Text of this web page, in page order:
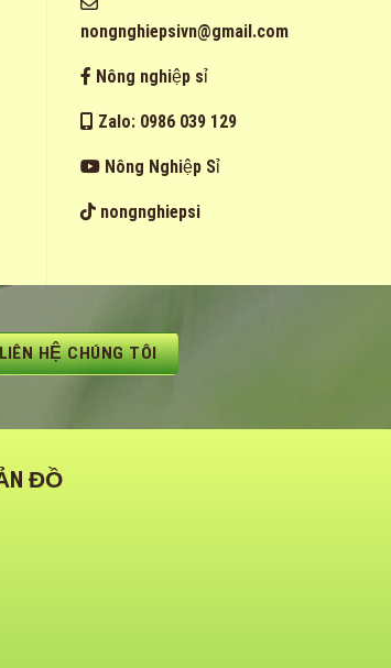
nongnghiepsivn@gmail.com
Nông nghiệp sỉ
Zalo: 0986 039 129
Nông Nghiệp Sỉ
nongnghiepsi
HỆ CHÚNG TÔI
ĐỒ